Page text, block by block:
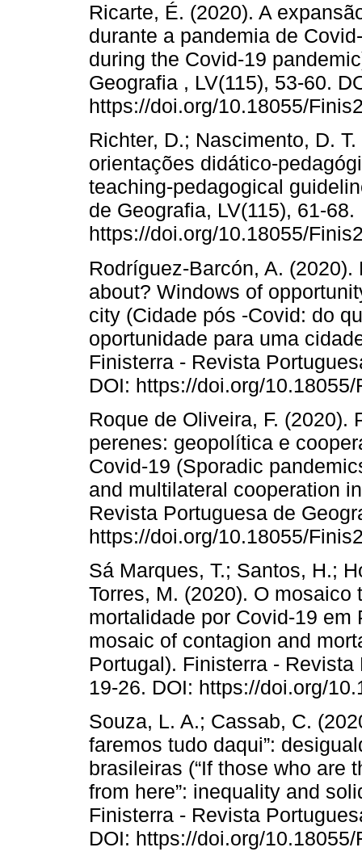
Ricarte, É. (2020). A
durante a pandemia de
during the Covid-19
Geografia , LV(115), 53-60.
https://doi.org/10.18055/
Richter, D.; Nascimento, D.
orientações didático-
teaching-pedagogical
de Geografia, LV(115), 61-68.
https://doi.org/10.18055/
Rodríguez-Barcón, A.
about? Windows of
city (Cidade pós -Covid: do
oportunidade para uma
Finisterra - Revista
DOI: https://doi.org/
Roque de Oliveira, F.
perenes: geopolítica e
Covid-19 (Sporadic
and multilateral cooperation
Revista Portuguesa de
https://doi.org/10.18055/
Sá Marques, T.; Santos, H.;
Torres, M. (2020). O
mortalidade por Covid-19
mosaic of contagion and
Portugal). Finisterra -
19-26. DOI: https://doi.org/
Souza, L. A.; Cassab, C.
faremos tudo daqui”:
brasileiras (“If those who are
from here”: inequality and
Finisterra - Revista
DOI: https://doi.org/